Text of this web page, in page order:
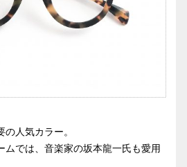
人気カラー。
ムでは、音楽家の坂本龍一氏も愛用